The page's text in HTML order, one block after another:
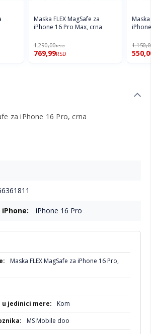
Maska FLEX MagSafe za
iPhone 16 Pro Max, crna
1.290,00RSD
769,99RSD
za iPhone 16 Pro, crna
iPhone 16 Pro
Maska FLEX MagSafe za iPhone 16 Pro,
Kom
MS Mobile doo